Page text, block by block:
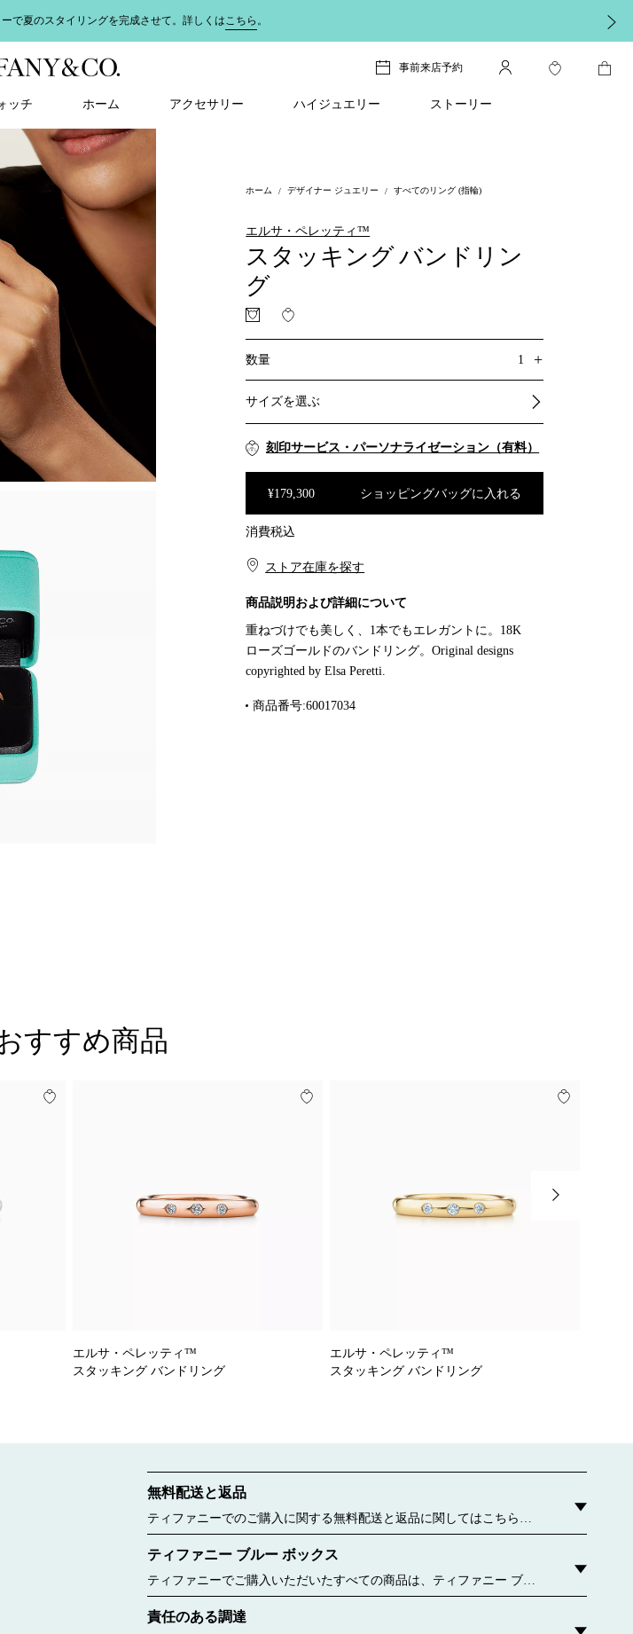
で夏のスタイリングを完成させて。詳しくはこちら 。
事前来店予約
ッチ ホーム アクセサリー ハイジュエリー ストーリー
ホーム デザイナー ジュエリー すべてのリング (指輪)
エルサ・ペレッティ™
スタッキング バンドリン
グ
数量 1 +
サイズを選ぶ
刻印サービス・パーソナライゼーション（有料）
¥179,300 ショッピングバッグに入れる
消費税込
ストア在庫を探す​​
商品説明および詳細について
重ねづけでも美しく、1本でもエレガントに。18K
ローズゴールドのバンドリング。Original designs
copyrighted by Elsa Peretti.
商品番号:60017034
すすめ商品
エルサ・ペレッティ™
スタッキング バンドリング
エルサ・ペレッティ™
スタッキング バンドリング
無料配送と返品
ティファニーでのご購入に関する無料配送と返品に関してはこちらを
ご覧ください。
ティファニー ブルー ボックス
ティファニーでご購入いただいたすべての商品は、ティファニー ブル
ー ボックスに包んでお届けいたします。この有名なパッケージが誕生
したのは1886年に遡ります。今ではすべてのブルー ボックスおよびブ
責任のある調達